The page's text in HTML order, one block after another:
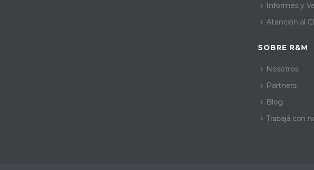
Informes y
Atención al
SOBRE R&M
Nosotros
Partners
Blog
Trabajá con